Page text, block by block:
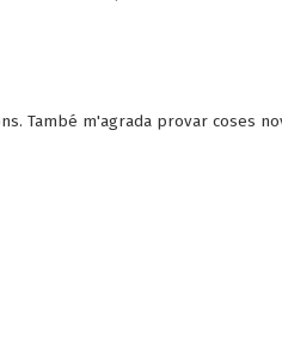
També m'agrada provar coses